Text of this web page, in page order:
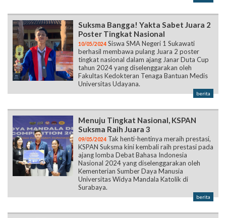
Suksma Bangga! Yakta Sabet Juara 2
Poster Tingkat Nasional
10/05/2024 Siswa SMA Negeri 1 Sukawati
berhasil membawa pulang Juara 2 poster
tingkat nasional dalam ajang Janar Duta Cup
tahun 2024 yang diselenggarakan oleh
Fakultas Kedokteran Tenaga Bantuan Medis
Universitas Udayana.
berita
Menuju Tingkat Nasional, KSPAN
Suksma Raih Juara 3
09/05/2024 Tak henti-hentinya meraih prestasi,
KSPAN Suksma kini kembali raih prestasi pada
ajang lomba Debat Bahasa Indonesia
Nasional 2024 yang diselenggarakan oleh
Kementerian Sumber Daya Manusia
Universitas Widya Mandala Katolik di
Surabaya.
berita